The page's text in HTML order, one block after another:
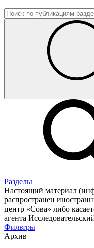
Разделы
Настоящий материал
распространен
центр «Сова» либо
агента
Фильтры
Архив